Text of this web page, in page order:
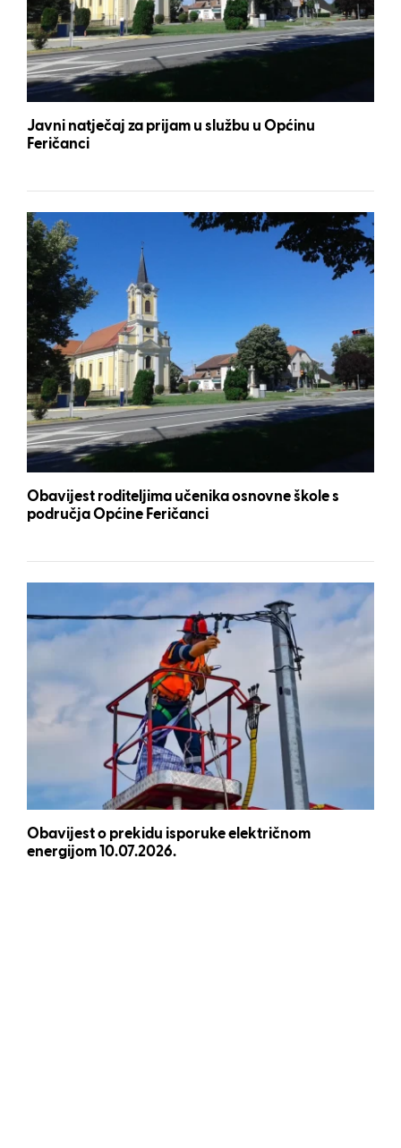
Javni natječaj za prijam u službu u Općinu
Feričanci
Obavijest roditeljima učenika osnovne škole s
područja Općine Feričanci
Obavijest o prekidu isporuke električnom
energijom 10.07.2026.